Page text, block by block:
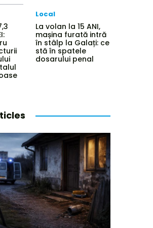
Local
La volan la 15 ANI,
mașina furată intră
în stâlp la Galați: ce
stă în spatele
dosarului penal